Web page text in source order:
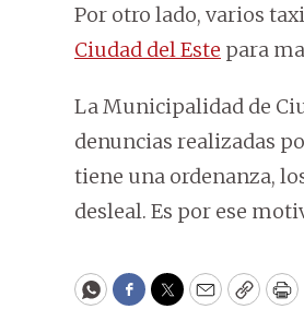
Por otro lado, varios
Ciudad del Este para
La Municipalidad de
denuncias realizadas
tiene una ordenanza,
desleal. Es por ese
WhatsApp
Facebook
Twitter
EmailCopy